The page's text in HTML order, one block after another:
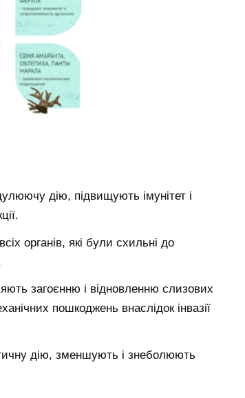
дію, підвищують імунітет і
органів, які були схильні до
загоєнню і відновленню слизових
пошкоджень внаслідок інвазії
дію, зменшують і знеболюють